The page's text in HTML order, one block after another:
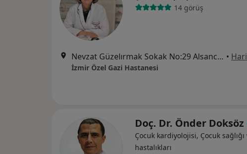
14 görüş
Nevzat Güzelırmak Sokak No:29 Alsancak / Kahramanlar – İzmir, İzmir •
İzmir Özel Gazi Hastanesi
Doç. Dr. Önder Doksöz
Çocuk kardiyolojisi, Çocuk sağlığı
hastalıkları